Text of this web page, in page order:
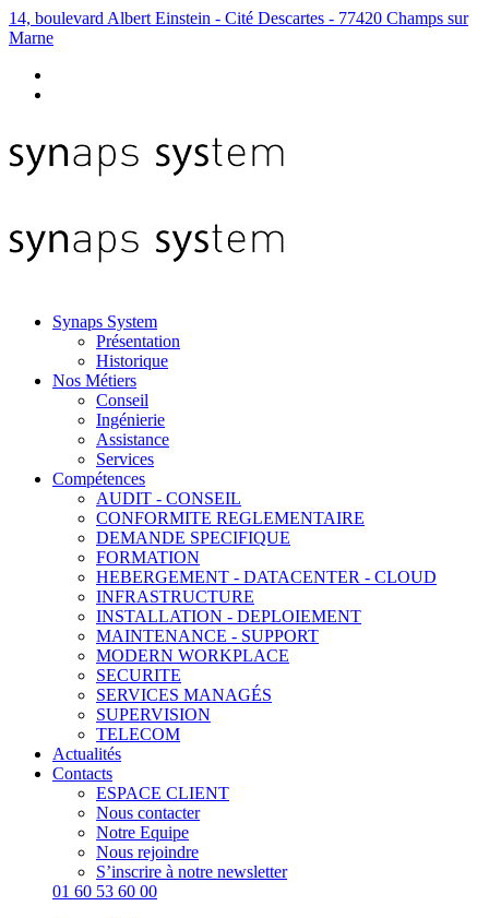
14, boulevard Albert Einstein - Cité Descartes - 77420 Champs sur
Marne
Synaps System
Présentation
Historique
Nos Métiers
Conseil
Ingénierie
Assistance
Services
Compétences
AUDIT - CONSEIL
CONFORMITE REGLEMENTAIRE
DEMANDE SPECIFIQUE
FORMATION
HEBERGEMENT - DATACENTER - CLOUD
INFRASTRUCTURE
INSTALLATION - DEPLOIEMENT
MAINTENANCE - SUPPORT
MODERN WORKPLACE
SECURITE
SERVICES MANAGÉS
SUPERVISION
TELECOM
Actualités
Contacts
ESPACE CLIENT
Nous contacter
Notre Equipe
Nous rejoindre
S’inscrire à notre newsletter
01 60 53 60 00